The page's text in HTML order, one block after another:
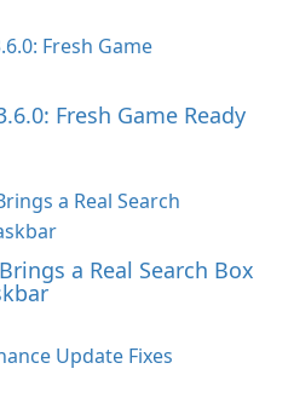
Fresh Game Ready
a Real Search Box